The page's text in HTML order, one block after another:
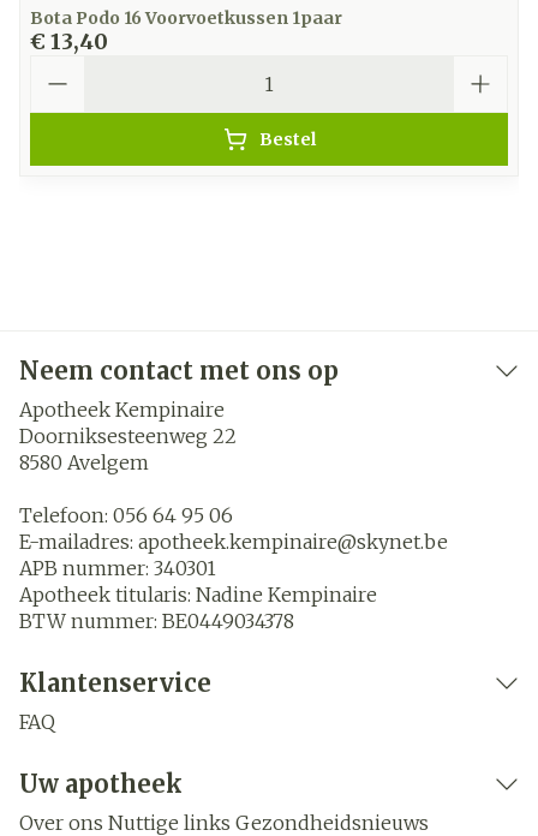
Bota Podo 16 Voorvoetkussen 1paar
€ 13,40
Bestel
Neem contact met ons op
Apotheek Kempinaire
Doorniksesteenweg 22
8580 Avelgem
Telefoon: 056 64 95 06
E-mailadres: apotheek.kempinaire@skynet.be
APB nummer: 340301
Apotheek titularis: Nadine Kempinaire
BTW nummer: BE0449034378
Klantenservice
FAQ
Uw apotheek
Over ons Nuttige links Gezondheidsnieuws